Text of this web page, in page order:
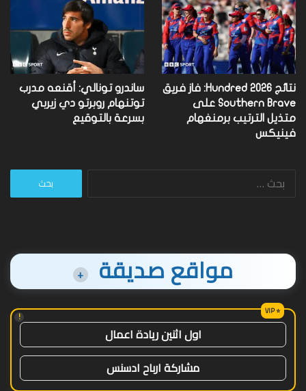
نتائج Hundred 2026: فاز فريق
Southern Brave على
متذيل الترتيب برمنغهام
فينيكس
ساندرو تونالي: أقنعه مدرب
توتنهام روبرتو دي زيربي
بسرعة بالتوقيع
البحث
مواقع صديقة +
!
اول اثنين ريادة اعمال
مشاركة ارباح ادسنس